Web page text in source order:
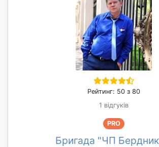
Рейтинг: 50 з 80
1 відгуків
PRO
Бригада "ЧП